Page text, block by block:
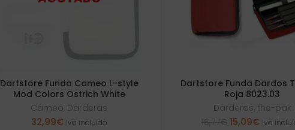
Dartstore Funda Cameo L-style
Mod Colors Ostrich White
Cameo, Darderas
32,99€ Iva incluido
Dartstore Funda Dardos
Roja 8023.03
Darderas, the-pak
El
15,09€ElIva